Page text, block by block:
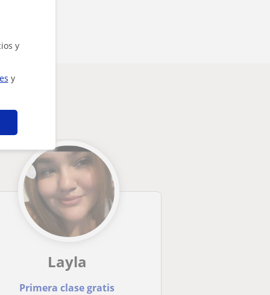
y
y
Layla
Primera clase gratis